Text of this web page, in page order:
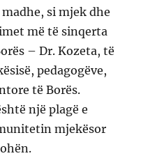
si mjek dhe
më të sinqerta
– Dr. Kozeta, të
pedagogëve,
të Borës.
një plagë e
mjekësor